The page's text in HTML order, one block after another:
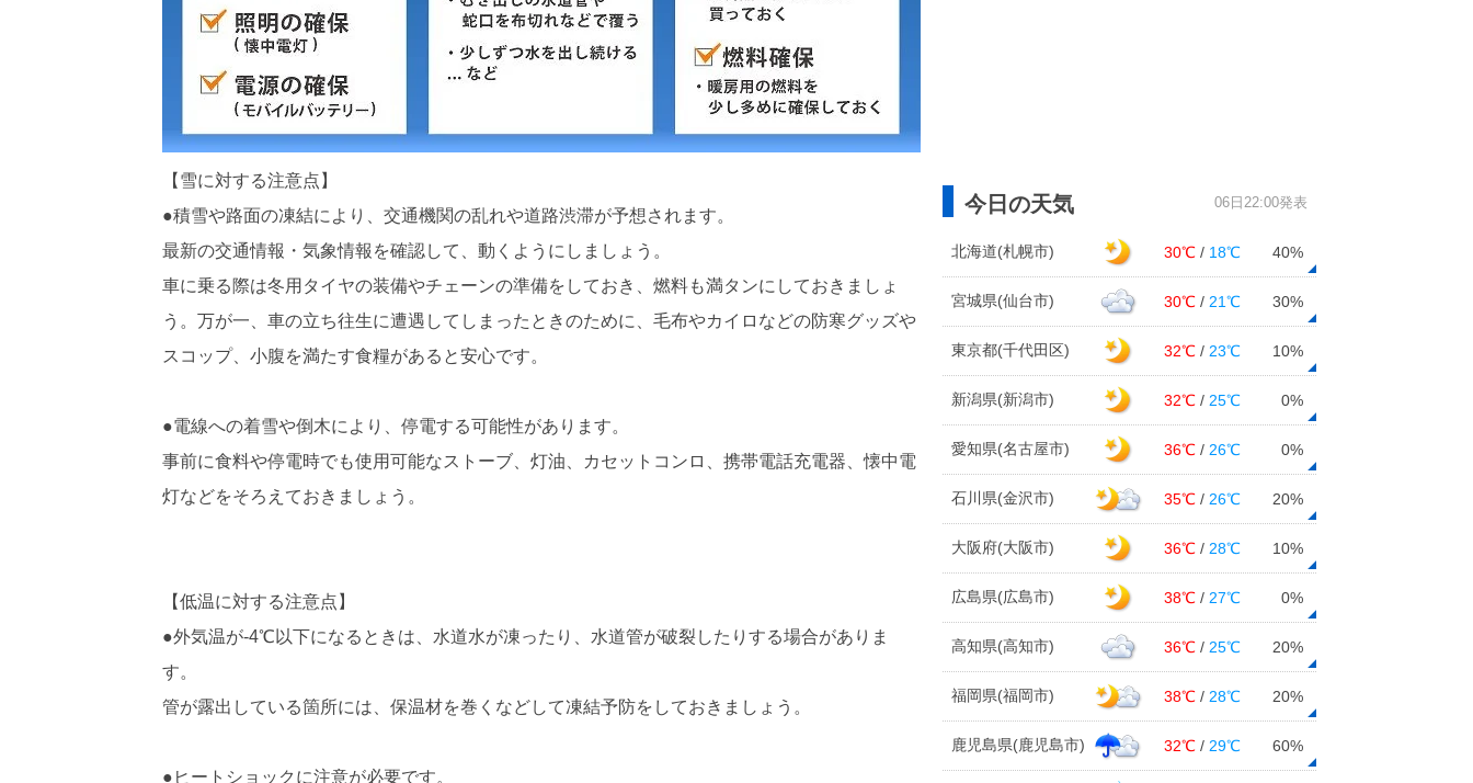
【雪に対する注意点】
●積雪や路面の凍結により、交通機関の乱れや道路渋滞が予想されます。
最新の交通情報・気象情報を確認して、動くようにしましょう。
車に乗る際は冬用タイヤの装備やチェーンの準備をしておき、燃料も満タンにしておきましょ
う。万が一、車の立ち往生に遭遇してしまったときのために、毛布やカイロなどの防寒グッズや
スコップ、小腹を満たす食糧があると安心です。
●電線への着雪や倒木により、停電する可能性があります。
事前に食料や停電時でも使用可能なストーブ、灯油、カセットコンロ、携帯電話充電器、懐中電
灯などをそろえておきましょう。
【低温に対する注意点】
●外気温が-4℃以下になるときは、水道水が凍ったり、水道管が破裂したりする場合がありま
す。
管が露出している箇所には、保温材を巻くなどして凍結予防をしておきましょう。
●ヒートショックに注意が必要です。
今日の天気 06日22:00発表
北海道(札幌市) 30℃ / 18℃ 40%
宮城県(仙台市) 30℃ / 21℃ 30%
東京都(千代田区) 32℃ / 23℃ 10%
新潟県(新潟市) 32℃ / 25℃ 0%
愛知県(名古屋市) 36℃ / 26℃ 0%
石川県(金沢市) 35℃ / 26℃ 20%
大阪府(大阪市) 36℃ / 28℃ 10%
広島県(広島市) 38℃ / 27℃ 0%
高知県(高知市) 36℃ / 25℃ 20%
福岡県(福岡市) 38℃ / 28℃ 20%
鹿児島県(鹿児島市) 32℃ / 29℃ 60%